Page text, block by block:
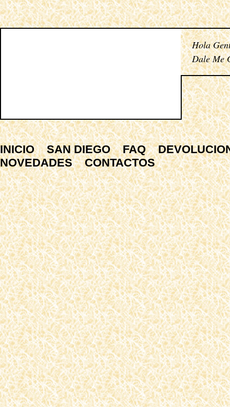
Hola
Dale Me
INICIO SAN DIEGO FAQ
NOVEDADES
CONTACTOS